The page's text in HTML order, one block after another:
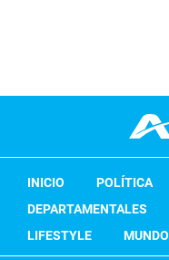
INICIO POLÍTICA
DEPARTAMENTALES
LIFESTYLE
MUNDO